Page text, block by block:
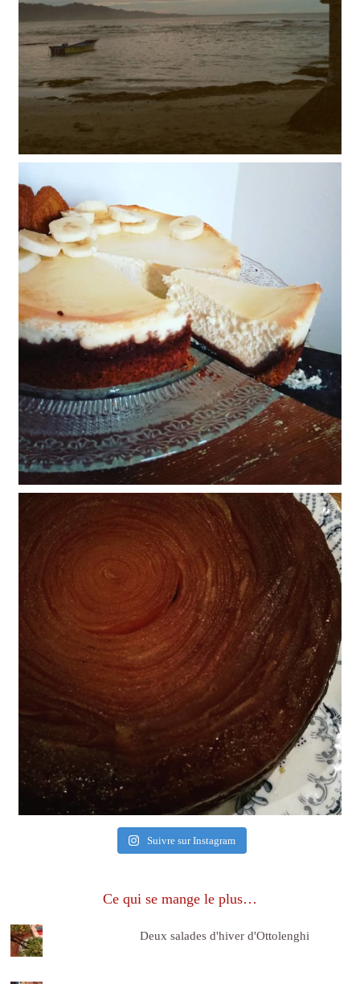
Suivre sur Instagram
Ce qui se mange le plus…
Deux salades d'hiver d'Ottolenghi